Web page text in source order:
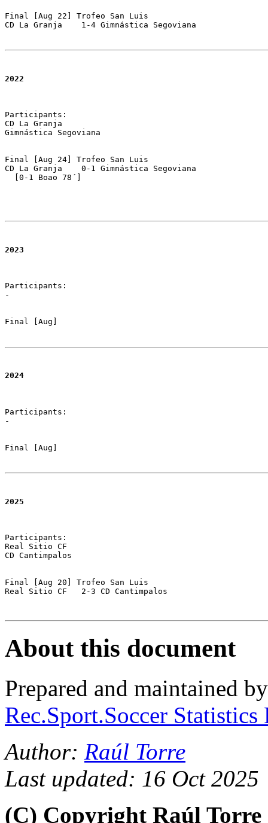
Final [Aug 22] Trofeo San Luis
CD La Granja	1-4 Gimnástica Segoviana
2022
Participants:
CD La Granja
Gimnástica Segoviana
Final [Aug 24] Trofeo San Luis
CD La Granja	0-1 Gimnástica Segoviana
  [0-1 Boao 78´]
2023
Participants:
-
Final [Aug]
2024
Participants:
-
Final [Aug]
2025
Participants:
Real Sitio CF
CD Cantimpalos
Final [Aug 20] Trofeo San Luis
About this document
Prepared and maintained
Rec.Sport.Soccer
Author: Raúl Torre
Last updated: 16 Oct 2025
(C) Copyright Raúl Torre